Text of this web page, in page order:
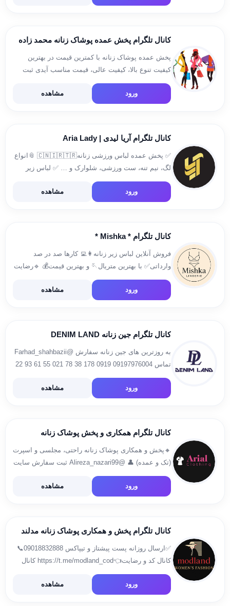
کانال تلگرام پخش عمده پوشاک زنانه محمد زاده
پخش عمده پوشاک زنانه با کمترین قیمت در بهترین
کیفیت تنوع بالا، کیفیت عالی، قیمت مناسب آیدی ثبت
ثابت:05133641031 آدرس مشهد.میدان
ورود مشاهده
کانال تلگرام آریا لیدی | Aria Lady
✅ پخش عمده لباس ورزشی زنانه🇨🇳🇮🇷🇹🇷 📎انواع
لگ، نیم تنه، ست ورزشی، شلوارک و … ✅ لباس زیر
زنانه 🇨🇳🇮🇷 🖇انواع شورت، سوتین، ست و … 📍
آدرس: بازار بزرگ تهران، بازار عباس آباد 📱ثبت
ورود مشاهده
کانال تلگرام * Mishka *
فروش آنلاین لباس زیر زنانه👩‍💻 کارها صد در صد
وارداتی✅ با بهترین متریال🪡 و بهترین قیمت💰 🔹️رضایت
شما اعتبار ماست🔹️ جهت ثبت سفارش به آیدی‌های زیر
پیام بدید:🌸 @Lifwx @s_h_i_va
ورود مشاهده
کانال تلگرام جین زنانه DENIM LAND
به روزترين هاى جين زنانه سفارش @Farhad_shahbazii
تماس 09197976004 0919 178 38 78 021 55 61 93 22
خرید حضوری👇👇👇 🔷تهران، بازار بزرگ، حمام چال،
سراى پارسيان، منفی۲ ،گذر٧، پلاك ۱/۲۱۵ 🔷تهران، بازار
ورود مشاهده
کانال تلگرام همکاری و پخش پوشاک زنانه
🔸پخش و همکاری پوشاک زنانه راحتی، مجلسی و اسپرت
(تک و عمده) 👤 @Alireza_nazari99 ثبت سفارش سایت
آدرس: تهران، بازاربزرگ، بازار عباس آباد،پاساژ المهدی
ورود مشاهده
کانال تلگرام پخش و همکاری پوشاک زنانه مدلند
✅️ارسال روزانه پست پیشتاز و تیپاکس 09018832888📞
کانال کد و رضایت👈https://t.me/modland_cod کانال
@sadoghi1364 کانال روبیکا👈ورود مشاهده